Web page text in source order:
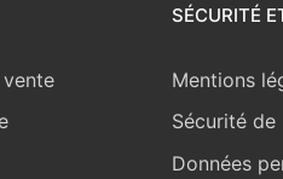
SÉCURITÉ
Mentions
Sécurité de
Données